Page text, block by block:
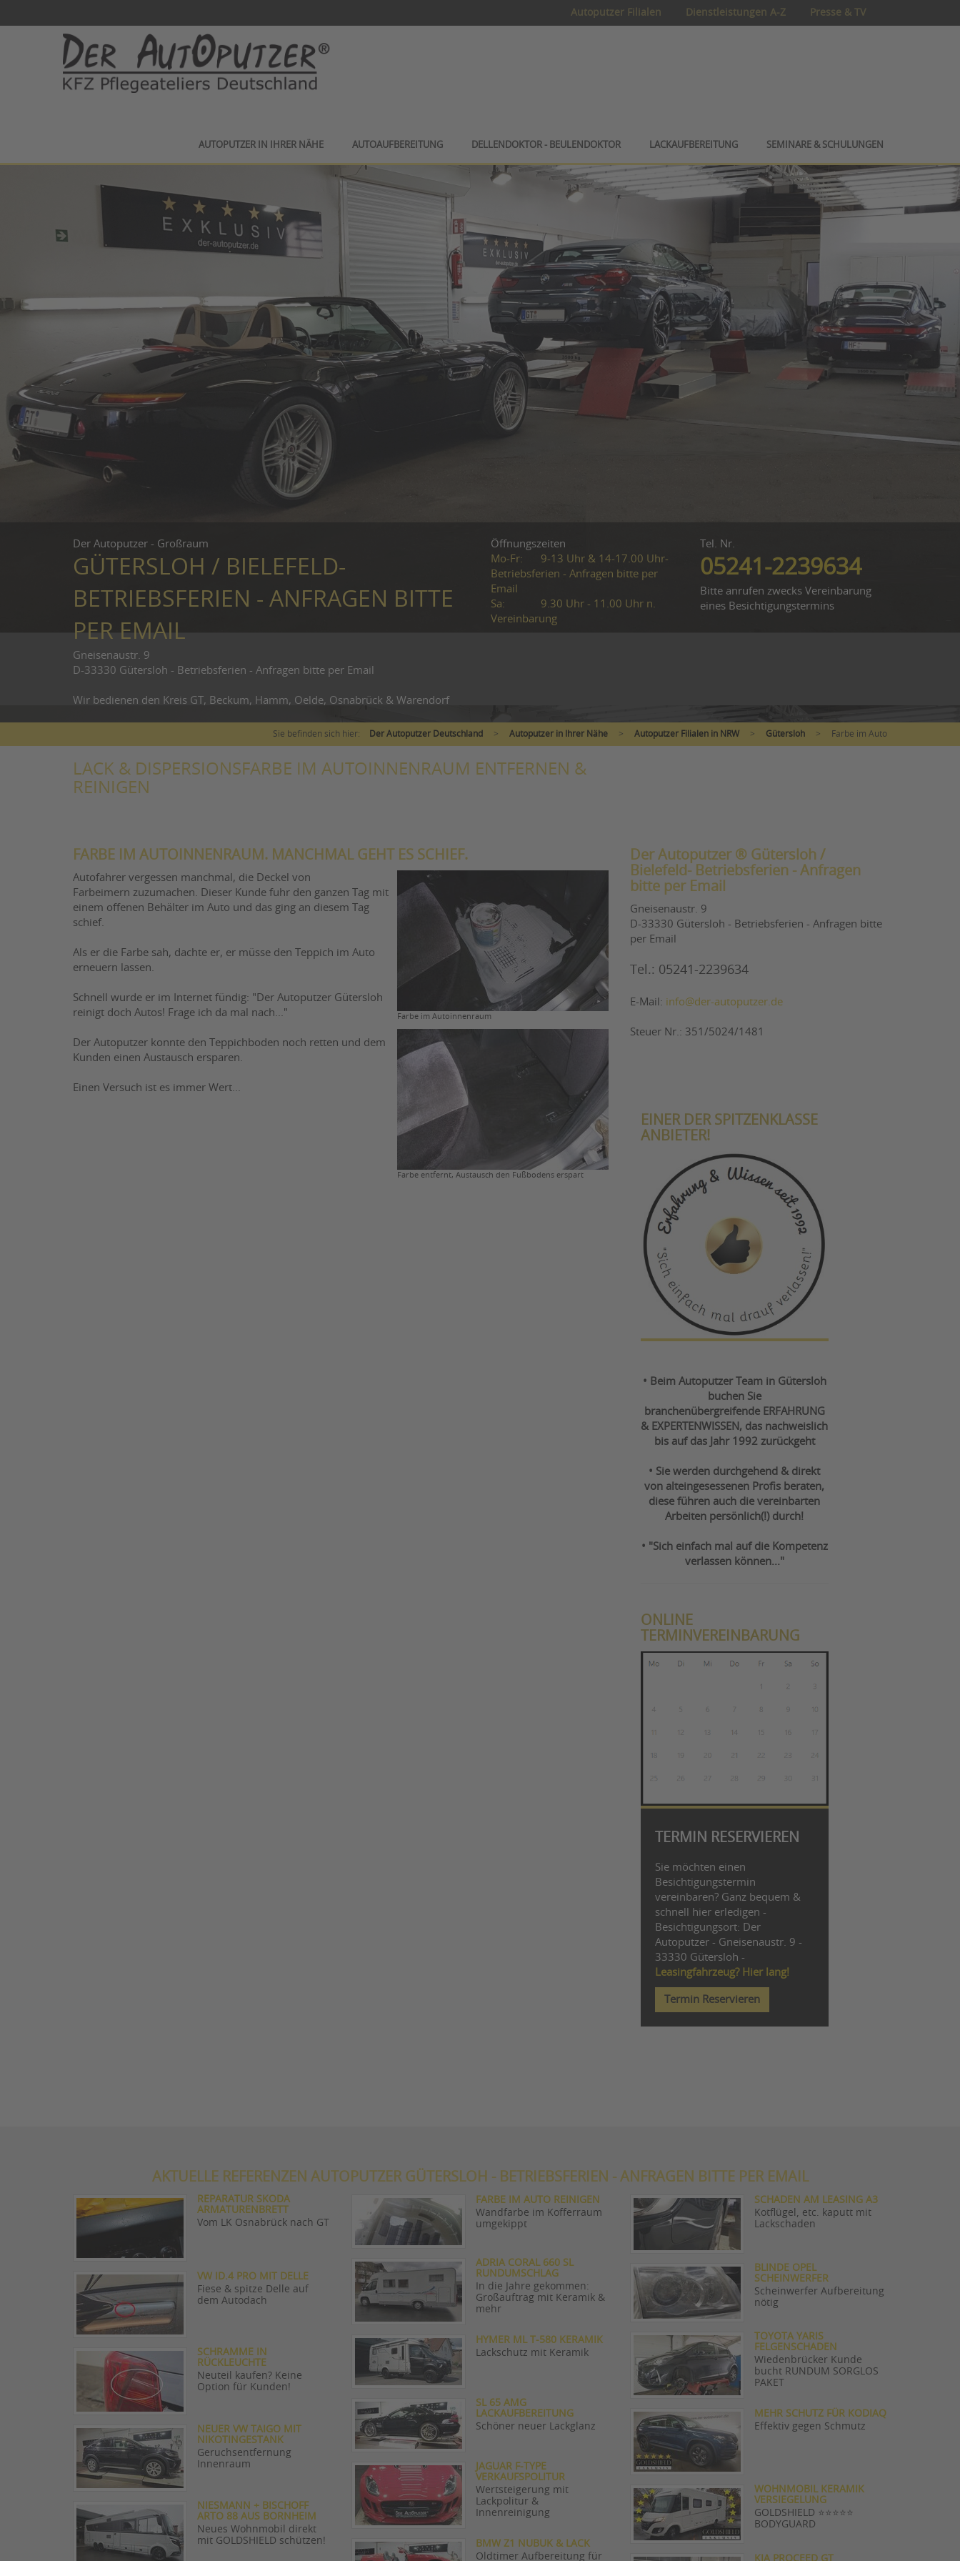
Autoputzer Filialen Dienstleistungen A-Z Presse & TV
AUTOPUTZER IN IHRER NÄHE AUTOAUFBEREITUNG DELLENDOKTOR - BEULENDOKTOR LACKAUFBEREITUNG SEMINARE & SCHULUNGEN
Der Autoputzer - Großraum
GÜTERSLOH / BIELEFELD-
BETRIEBSFERIEN - ANFRAGEN BITTE
PER EMAIL
Gneisenaustr. 9
D-33330 Gütersloh - Betriebsferien - Anfragen bitte per Email
Wir bedienen den Kreis GT, Beckum, Hamm, Oelde, Osnabrück & Warendorf
Öffnungszeiten
Mo-Fr:
9-13 Uhr & 14-17.00 Uhr-
Betriebsferien - Anfragen bitte per
Email
Sa:
9.30 Uhr - 11.00 Uhr n.
Vereinbarung
Tel. Nr.
05241-2239634
Bitte anrufen zwecks Vereinbarung
eines Besichtigungstermins
Sie befinden sich hier: Der Autoputzer Deutschland > Autoputzer in Ihrer Nähe > Autoputzer Filialen in NRW > Gütersloh > Farbe im Auto
LACK & DISPERSIONSFARBE IM AUTOINNENRAUM ENTFERNEN &
REINIGEN
FARBE IM AUTOINNENRAUM. MANCHMAL GEHT ES SCHIEF.
Farbe im Autoinnenraum
Farbe entfernt, Austausch den Fußbodens erspart
Autofahrer vergessen manchmal, die Deckel von
Farbeimern zuzumachen. Dieser Kunde fuhr den ganzen Tag mit
einem offenen Behälter im Auto und das ging an diesem Tag
schief.
Als er die Farbe sah, dachte er, er müsse den Teppich im Auto
erneuern lassen.
Schnell wurde er im Internet fündig: "Der Autoputzer Gütersloh
reinigt doch Autos! Frage ich da mal nach..."
Der Autoputzer konnte den Teppichboden noch retten und dem
Kunden einen Austausch ersparen.
Einen Versuch ist es immer Wert...
Der Autoputzer ® Gütersloh /
Bielefeld- Betriebsferien - Anfragen
bitte per Email
Gneisenaustr. 9
D-33330 Gütersloh - Betriebsferien - Anfragen bitte
per Email
Tel.: 05241-2239634
E-Mail: info@der-autoputzer.de
Steuer Nr.: 351/5024/1481
EINER DER SPITZENKLASSE
ANBIETER!
• Beim Autoputzer Team in Gütersloh
buchen Sie
branchenübergreifende ERFAHRUNG
& EXPERTENWISSEN, das nachweislich
bis auf das Jahr 1992 zurückgeht
• Sie werden durchgehend & direkt
von alteingesessenen Profis beraten,
diese führen auch die vereinbarten
Arbeiten persönlich(!) durch!
• "Sich einfach mal auf die Kompetenz
verlassen können..."
ONLINE
TERMINVEREINBARUNG
TERMIN RESERVIEREN
Sie möchten einen
Besichtigungstermin
vereinbaren? Ganz bequem &
schnell hier erledigen -
Besichtigungsort: Der
Autoputzer - Gneisenaustr. 9 -
33330 Gütersloh -
Leasingfahrzeug? Hier lang!
Termin Reservieren
AKTUELLE REFERENZEN AUTOPUTZER GÜTERSLOH - BETRIEBSFERIEN - ANFRAGEN BITTE PER EMAIL
REPARATUR SKODA
ARMATURENBRETT
Vom LK Osnabrück nach GT
VW ID.4 PRO MIT DELLE
Fiese & spitze Delle auf
dem Autodach
SCHRAMME IN
RÜCKLEUCHTE
Neuteil kaufen? Keine
Option für Kunden!
NEUER VW TAIGO MIT
NIKOTINGESTANK
Geruchsentfernung
Innenraum
NIESMANN + BISCHOFF
ARTO 88 AUS BORNHEIM
Neues Wohnmobil direkt
mit GOLDSHIELD schützen!
FARBE IM AUTO REINIGEN
Wandfarbe im Kofferraum
umgekippt
ADRIA CORAL 660 SL
RUNDUMSCHLAG
In die Jahre gekommen:
Großauftrag mit Keramik &
mehr
HYMER ML T-580 KERAMIK
Lackschutz mit Keramik
SL 65 AMG
LACKAUFBEREITUNG
Schöner neuer Lackglanz
JAGUAR F-TYPE
VERKAUFSPOLITUR
Wertsteigerung mit
Lackpolitur &
Innenreinigung
BMW Z1 NUBUK & LACK
Oldtimer Aufbereitung für
SCHADEN AM LEASING A3
Kotflügel, etc. kaputt mit
Lackschaden
BLINDE OPEL
SCHEINWERFER
Scheinwerfer Aufbereitung
nötig
TOYOTA YARIS
FELGENSCHADEN
Wiedenbrücker Kunde
bucht RUNDUM SORGLOS
PAKET
MEHR SCHUTZ FÜR KODIAQ
Effektiv gegen Schmutz
WOHNMOBIL KERAMIK
VERSIEGELUNG
GOLDSHIELD ⭐️⭐️⭐️⭐️⭐️
BODYGUARD
KIA PROCEED GT